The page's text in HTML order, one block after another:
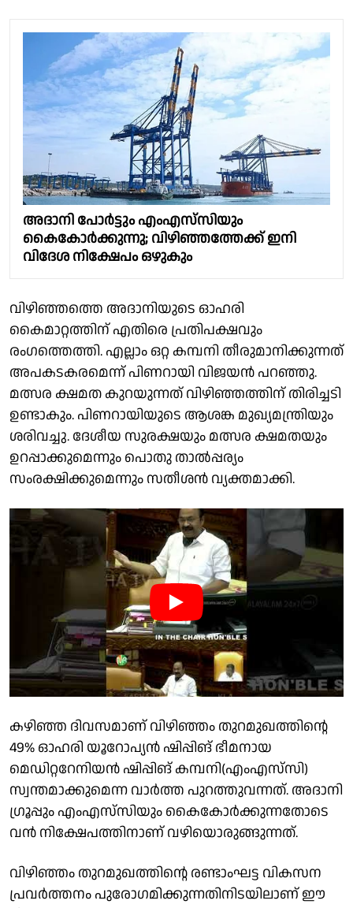
അദാനി പോർട്ടും എംഎസ്‌സിയും
കൈകോർക്കുന്നു; വിഴിഞ്ഞത്തേക്ക് ഇനി
വിദേശ നിക്ഷേപം ഒഴുകും
വിഴിഞ്ഞത്തെ അദാനിയുടെ ഓഹരി
കൈമാറ്റത്തിന് എതിരെ പ്രതിപക്ഷവും
രംഗത്തെത്തി. എല്ലാം ഒറ്റ കമ്പനി തീരുമാനിക്കുന്നത്
അപകടകരമെന്ന് പിണറായി വിജയൻ പറഞ്ഞു.
മത്സര ക്ഷമത കുറയുന്നത് വിഴിഞ്ഞത്തിന് തിരിച്ചടി
ഉണ്ടാകും. പിണറായിയുടെ ആശങ്ക മുഖ്യമന്ത്രിയും
ശരിവച്ചു. ദേശീയ സുരക്ഷയും മത്സര ക്ഷമതയും
ഉറപ്പാക്കുമെന്നും പൊതു താൽപ്പര്യം
സംരക്ഷിക്കുമെന്നും സതീശൻ വ്യക്തമാക്കി.
കഴിഞ്ഞ ദിവസമാണ് വിഴിഞ്ഞം തുറമുഖത്തിൻ്റെ
49% ഓഹരി യൂറോപ്യൻ ഷിപ്പിങ് ഭീമനായ
മെഡിറ്ററേനിയൻ ഷിപ്പിങ് കമ്പനി(എംഎസ്‌സി)
സ്വന്തമാക്കുമെന്ന വാർത്ത പുറത്തുവന്നത്. അദാനി
ഗ്രൂപ്പും എംഎസ്‌സിയും കൈകോർക്കുന്നതോടെ
വൻ നിക്ഷേപത്തിനാണ് വഴിയൊരുങ്ങുന്നത്.
വിഴിഞ്ഞം തുറമുഖത്തിൻ്റെ രണ്ടാംഘട്ട വികസന
പ്രവർത്തനം പുരോഗമിക്കുന്നതിനിടയിലാണ് ഈ